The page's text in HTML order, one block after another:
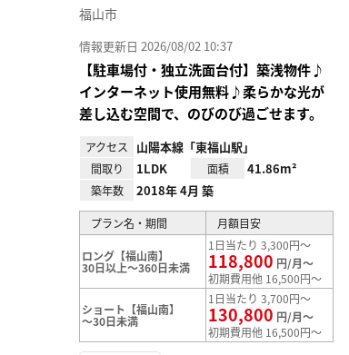
福山市
情報更新日 2026/08/02 10:37
【駐車場付・独立洗面台付】築浅物件♪
インターネット使用無料♪柔らかな光が
差し込む空間で、のびのび過ごせます。
アクセス 山陽本線「東福山駅」
間取り 1LDK 面積 41.86m²
築年数 2018年 4月 築
プラン名・期間 月額目安
ロング【福山南】
30日以上～360日未満
1日当たり 3,300円～
118,800 円/月～
初期費用他 16,500円～
ショート【福山南】
～30日未満
1日当たり 3,700円～
130,800 円/月～
初期費用他 16,500円～